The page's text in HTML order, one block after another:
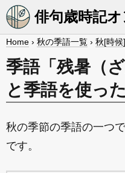
俳句歳時記
Home › 秋の季語一覧 › 秋[時
季語「残暑（
と季語を使っ
秋の季節の季語の一つ
です。